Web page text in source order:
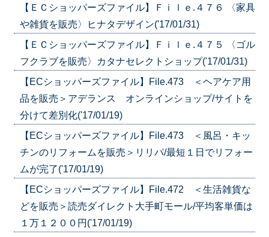
【ＥＣショッパーズファイル】Ｆｉｌｅ.４７６ 〈家具
や雑貨を販売〉ヒナタデザイン('17/01/31)
【ＥＣショッパーズファイル】Ｆｉｌｅ.４７５ 〈ゴル
フクラブを販売〉カタナセレクトショップ('17/01/31)
【ECショッパーズファイル】File.473 ＜ヘアケア用
品を販売＞アデランス オンラインショップ/サイトを
分けて差別化('17/01/19)
【ECショッパーズファイル】File.473 ＜風呂・キッ
チンのリフォームを販売＞リリパ/最短１日でリフォー
ムが完了('17/01/19)
【ECショッパーズファイル】File.472 ＜生活雑貨な
どを販売＞読売ダイレクト大手町モール/平均客単価は
１万１２００円('17/01/19)